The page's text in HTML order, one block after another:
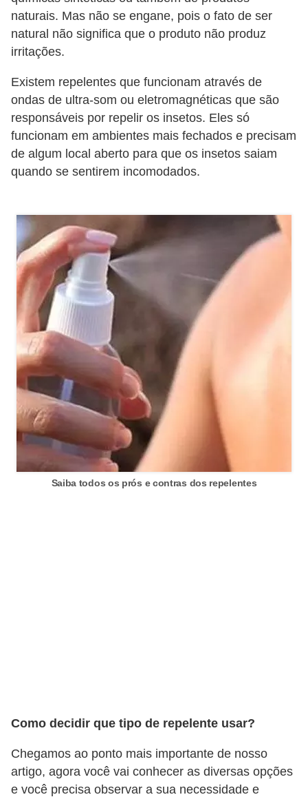
naturais. Mas não se engane, pois o fato de ser
natural não significa que o produto não produz
irritações.
Existem repelentes que funcionam através de
ondas de ultra-som ou eletromagnéticas que são
responsáveis por repelir os insetos. Eles só
funcionam em ambientes mais fechados e precisam
de algum local aberto para que os insetos saiam
quando se sentirem incomodados.
Saiba todos os prós e contras dos repelentes
Como decidir que tipo de repelente usar?
Chegamos ao ponto mais importante de nosso
artigo, agora você vai conhecer as diversas opções
e você precisa observar a sua necessidade e